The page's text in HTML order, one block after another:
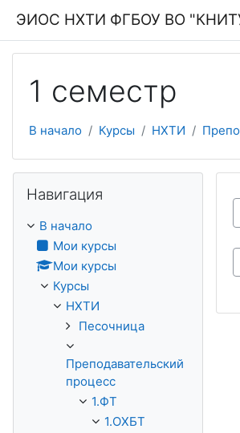
ЭИОС НХТИ ФГБОУ ВО
1 семестр
В начало Курсы НХТИ
Навигация
В начало
Мои курсы
Мои курсы
Курсы
НХТИ
Песочница
Преподавательский
процесс
1.ФТ
1.ОХБТ